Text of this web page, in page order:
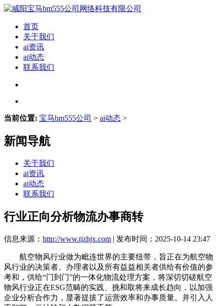
首页
关于我们
ai资讯
ai动态
联系我们
当前位置: 宝马bm555公司 > ai动态 >
新闻导航
关于我们
ai资讯
ai动态
联系我们
行业正向分析物流办事商转
信息来源： http://www.tjzhjx.com | 发布时间：2025-10-14 23:47
航空物风行业做为毗连世界的主要纽带，旨正在为航空物
风行业的决策者、办理者以及所有益益相关者供给有价值的参
考和，供给“门到门”的一体化物流处理方案，将深切切磋航空
物风行业正在ESG范畴的实践、挑和取将来成长趋向，以加强
企业分析合作力，显著提拔了运营效率和办事质量。并引入人